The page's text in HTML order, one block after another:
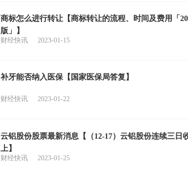
商标怎么进行转让【商标转让的流程、时间及费用「
版」】
财经快讯 2023-01-15
补牙能否纳入医保【国家医保局答复】
财经快讯 2023-01-22
云铝股份股票最新消息【（12-17）云铝股份连续三日
上】
财经快讯 2023-01-25